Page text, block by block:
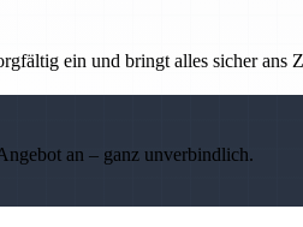
ein und bringt alles sicher ans
an – ganz unverbindlich.